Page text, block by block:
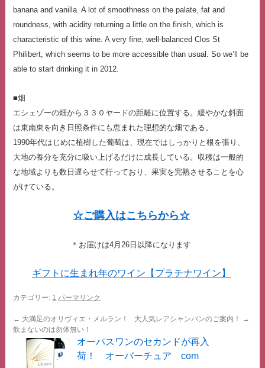
banana and vanilla. A lot of smoothness on the palate, fat and
roundness, with acidity returning a little on the finish, which is
characteristic of this wine. A very fine, well-balanced Clos St
Philibert, which seems to be more accessible than usual. So we’ll be
able to start drinking it in 2012.
■畑
エシェゾーの畑から３３０ヤードの距離に位置する。緩やかな斜面
は東南東を向き日照条件にも恵まれた理想的な畑である。
1990年代はじめに植樹した葡萄は、現在ではしっかりと根を張り、
大地の養分を充分に吸い上げるだけに成長している。収穫は一般的
な地域よりも数日遅らせて行っており、果実を完熟させることを心
がけている。
☆ご購入はこちらから☆
＊お届けは4月26日以降になります
ギフトに生まれ年のワイン【プラチナワイン】
カテゴリー: 1 パーマリンク
← 大満足のオリヴィエ・メルラン！
飲まないのは勿体無い！
大人気レアシャンパンのご案内！ →
オーパスワンのセカンドが再入
荷！ オーバーチュア com